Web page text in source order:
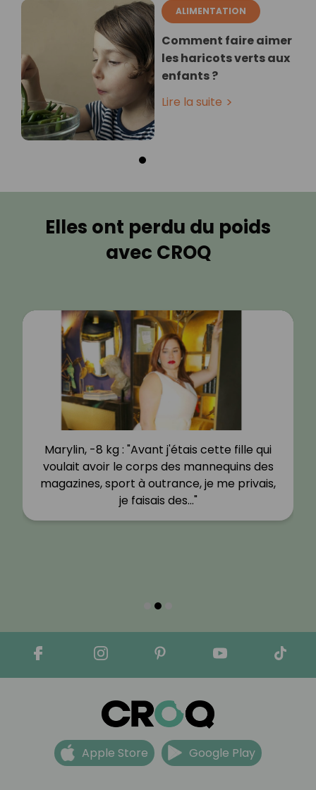
ALIMENTATION
Comment faire aimer
les haricots verts aux
enfants ?
Lire la suite
Elles ont perdu du poids
avec CROQ
Marylin, -8 kg : "Avant j'étais cette fille qui
voulait avoir le corps des mannequins des
magazines, sport à outrance, je me privais,
je faisais des…"
Apple Store Google Play